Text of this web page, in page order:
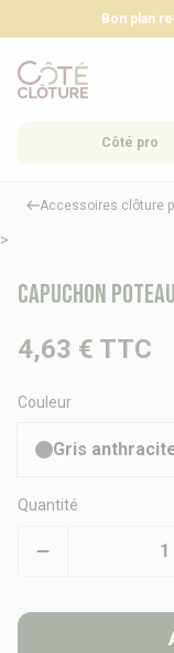
Bon plan
Côté pro
Accessoires clôture
Capuchon
>
4,63 € TTC
Couleur
Gris
Quantité